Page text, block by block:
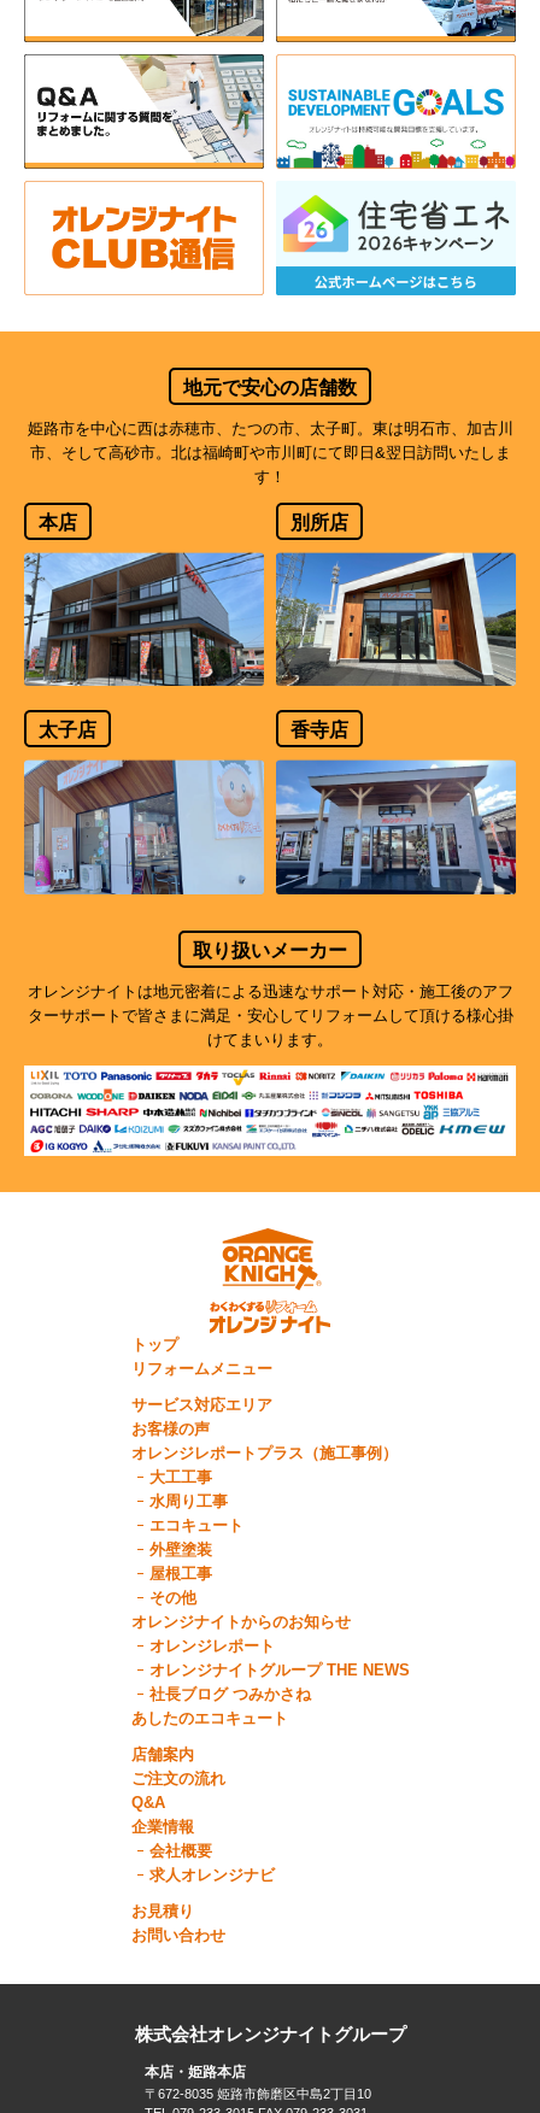
地元で安心の店舗数
姫路市を中心に西は赤穂市、たつの市、太子町。東は明石市、加古川
市、そして高砂市。北は福崎町や市川町にて即日&翌日訪問いたしま
す！
本店 別所店
太子店 香寺店
取り扱いメーカー
オレンジナイトは地元密着による迅速なサポート対応・施工後のアフ
ターサポートで皆さまに満足・安心してリフォームして頂ける様心掛
けてまいります。
トップ
リフォームメニュー
サービス対応エリア
お客様の声
オレンジレポートプラス（施工事例）
大工工事
水周り工事
エコキュート
外壁塗装
屋根工事
その他
オレンジナイトからのお知らせ
オレンジレポート
オレンジナイトグループ THE NEWS
社長ブログ つみかさね
あしたのエコキュート
店舗案内
ご注文の流れ
Q&A
企業情報
会社概要
求人オレンジナビ
お見積り
お問い合わせ
株式会社オレンジナイトグループ
本店・姫路本店
〒672-8035 姫路市飾磨区中島2丁目10